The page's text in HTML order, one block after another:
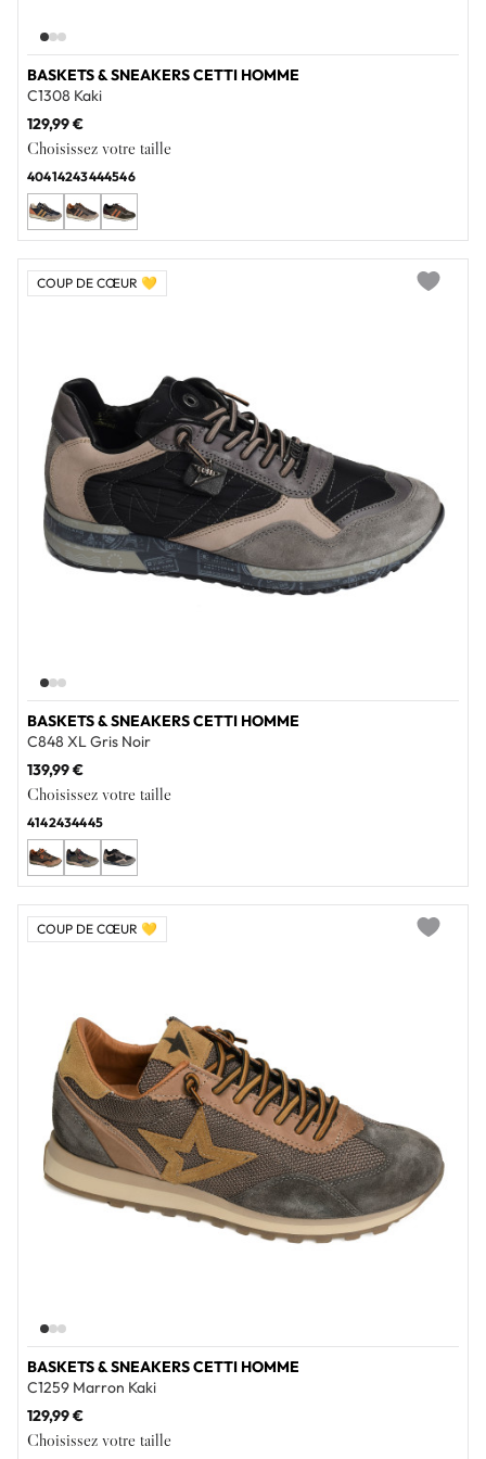
BASKETS & SNEAKERS CETTI HOMME
C1308 Kaki
129,99 €
Choisissez votre taille
40414243444546
BASKETS & SNEAKERS CETTI HOMME
C848 XL Gris Noir
139,99 €
Choisissez votre taille
4142434445
COUP DE CŒUR 💛
BASKETS & SNEAKERS CETTI HOMME
C1259 Marron Kaki
129,99 €
Choisissez votre taille
COUP DE CŒUR 💛